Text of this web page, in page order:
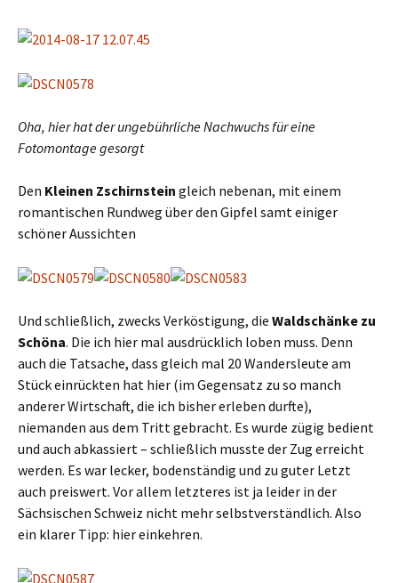
Oha, hier hat der ungebührliche Nachwuchs für eine
Fotomontage gesorgt
Den Kleinen Zschirnstein gleich nebenan, mit einem
romantischen Rundweg über den Gipfel samt einiger
schöner Aussichten
Und schließlich, zwecks Verköstigung, die Waldschänke zu
Schöna. Die ich hier mal ausdrücklich loben muss. Denn
auch die Tatsache, dass gleich mal 20 Wandersleute am
Stück einrückten hat hier (im Gegensatz zu so manch
anderer Wirtschaft, die ich bisher erleben durfte),
niemanden aus dem Tritt gebracht. Es wurde zügig bedient
und auch abkassiert – schließlich musste der Zug erreicht
werden. Es war lecker, bodenständig und zu guter Letzt
auch preiswert. Vor allem letzteres ist ja leider in der
Sächsischen Schweiz nicht mehr selbstverständlich. Also
ein klarer Tipp: hier einkehren.